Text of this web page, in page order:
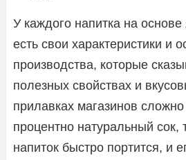
У каждого напитка на
есть свои характеристики и
производства, которые
полезных свойствах и
прилавках магазинов сложно
процентно натуральный сок,
напиток быстро портится, и